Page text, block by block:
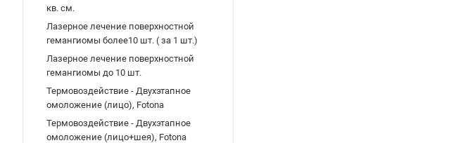
кв. см.
Лазерное лечение поверхностной
гемангиомы более10 шт. ( за 1 шт.)
Лазерное лечение поверхностной
гемангиомы до 10 шт.
Термовоздействие - Двухэтапное
омоложение (лицо), Fotona
Термовоздействие - Двухэтапное
омоложение (лицо+шея), Fotona